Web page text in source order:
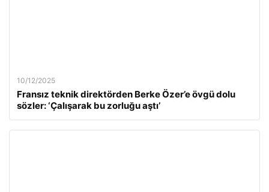
10/12/2025
Fransız teknik direktörden Berke Özer’e övgü dolu
sözler: ‘Çalışarak bu zorluğu aştı’